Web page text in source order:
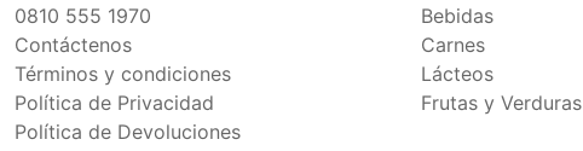
0810 555 1970
Contáctenos
Términos y condiciones
Política de Privacidad
Política de Devoluciones
Bebidas
Carnes
Lácteos
Frutas y Verduras